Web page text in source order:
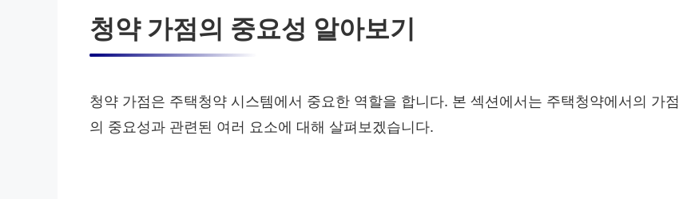
청약 가점의 중요성 알아보기
청약 가점은 주택청약 시스템에서 중요한 역할을 합니다. 본 섹션에서는 주택청약에서의 가점
의 중요성과 관련된 여러 요소에 대해 살펴보겠습니다.